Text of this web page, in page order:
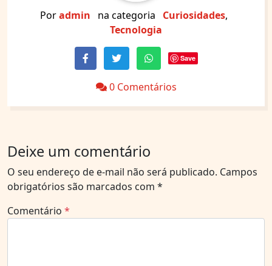
Poradmin na categoria Curiosidades,
Tecnologia
Save
0 Comentários
Deixe um comentário
O seu endereço de e-mail não será publicado. Campos
obrigatórios são marcados com *
Comentário *